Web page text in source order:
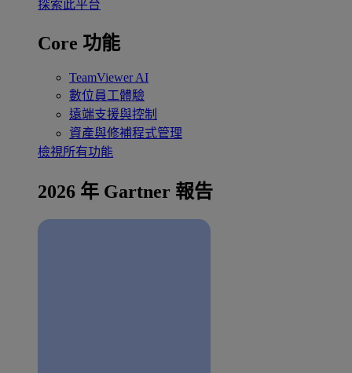
探索此平台
Core 功能
TeamViewer AI
數位員工體驗
遠端支援與控制
資產與修補程式管理
檢視所有功能
2026 年 Gartner 報告